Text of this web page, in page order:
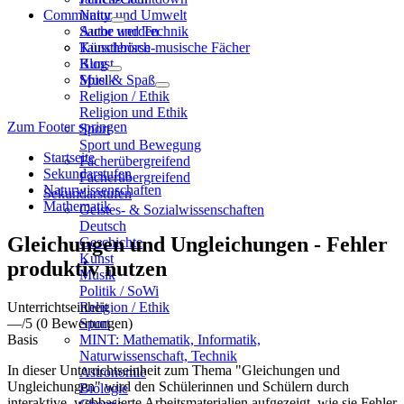
Natur und Umwelt
Sache und Technik
Künstlerisch-musische Fächer
Kunst
Musik
Religion / Ethik
Religion und Ethik
Sport
Sport und Bewegung
Fächerübergreifend
Fächerübergreifend
Sekundarstufen
Geistes- & Sozialwissenschaften
Deutsch
Geschichte
Kunst
Musik
Politik / SoWi
Religion / Ethik
Sport
MINT: Mathematik, Informatik,
Naturwissenschaft, Technik
Astronomie
Biologie
Community
Autor werden
Tauschbörse
Blog
Spiel & Spaß
Zum Footer springen
Startseite
Sekundarstufen
Naturwissenschaften
Mathematik
Gleichungen und Ungleichungen - Fehler
produktiv nutzen
Unterrichtseinheit
—/5 (0 Bewertungen)
Basis
In dieser Unterrichtseinheit zum Thema "Gleichungen und
Ungleichungen" wird den Schülerinnen und Schülern durch